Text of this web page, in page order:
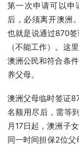
第一次申请可以申
后，必须离开澳洲
也就是说通过870
（不能工作）。这
澳洲公民和符合条
养父母。
澳洲父母临时签证
名额用尽后，需等
月17日起，澳洲子
同一时间担保2位父